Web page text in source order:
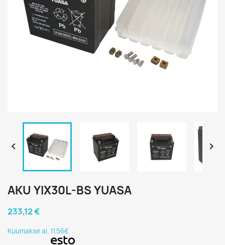
 
AKU YIX30L-BS YUASA
233,12 €
Kuumakse al. 11.56€